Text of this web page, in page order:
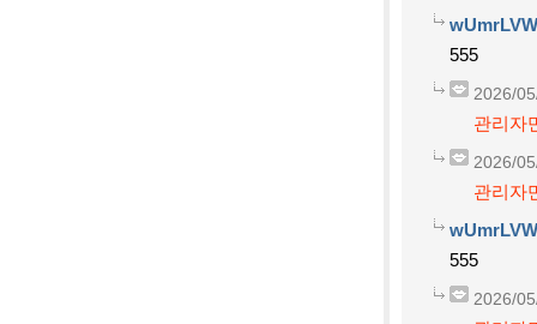
555
2026/
관리자
2026/
관리자
555
2026/